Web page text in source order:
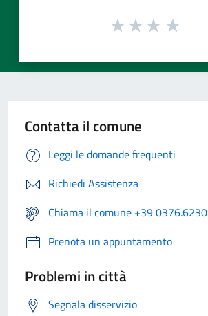
Contatta il comune
Leggi le domande frequenti
Richiedi Assistenza
Chiama il comune +39 0376.6230
Prenota un appuntamento
Problemi in città
Segnala disservizio